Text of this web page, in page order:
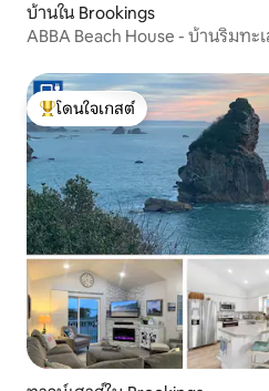
บ้านใน Brookings
ABBA Beach House - บ้านริมทะ
โดนใจเกสต์ที่สุด
โดนใจเกสต์